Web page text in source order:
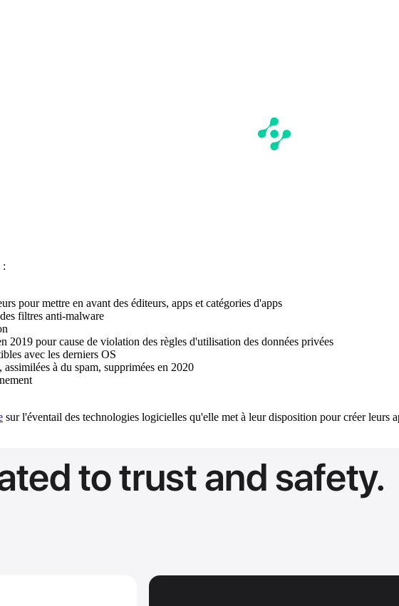
:
pour mettre en avant des éditeurs, apps et catégories d'apps
filtres anti-malware
2019 pour cause de violation des règles d'utilisation des données privées
avec les derniers OS
à du spam, supprimées en 2020
sur l'éventail des technologies logicielles qu'elle met à leur disposition pour créer leurs